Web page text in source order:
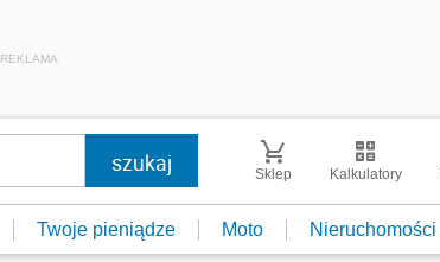
REKLAMA
Sklep Kalkulatory
Twoje pieniądze Moto Nieruchomości